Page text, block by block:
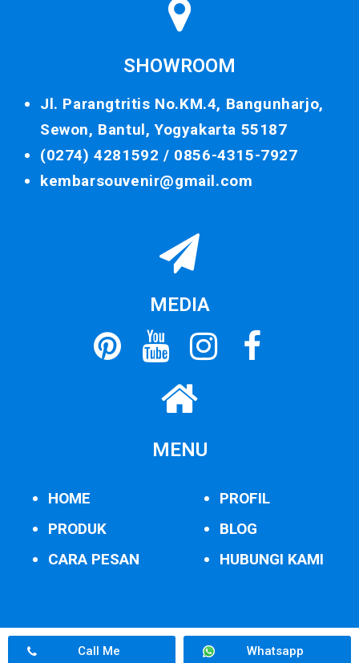
SHOWROOM
Jl. Parangtritis No.KM.4, Bangunharjo,
Sewon, Bantul, Yogyakarta 55187
(0274) 4281592 / 0856-4315-7927
kembarsouvenir@gmail.com
MEDIA
MENU
HOME
PRODUK
CARA PESAN
PROFIL
BLOG
HUBUNGI KAMI
Call Me Whatsapp